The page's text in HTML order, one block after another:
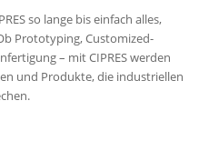
so lange bis einfach alles,
Prototyping, Customized-
– mit CIPRES werden
und Produkte, die industriellen